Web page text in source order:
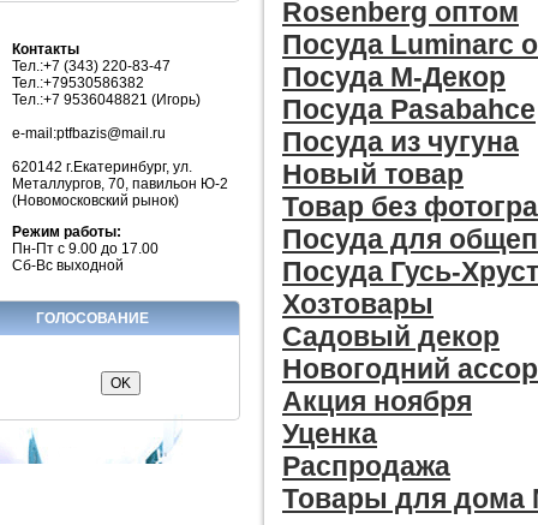
Контакты
Тел.:+7 (343) 220-83-47
Тел.:+79530586382
Тел.:+7 9536048821 (Игорь)
e-mail:ptfbazis@mail.ru
620142 г.Екатеринбург, ул.
Металлургов, 70, павильон Ю-2
(Новомосковский рынок)
Режим работы:
Пн-Пт с 9.00 до 17.00
Сб-Вс выходной
ГОЛОСОВАНИЕ
Rosenberg оптом
Посуда Luminarc
Посуда М-Декор
Посуда Pasabahce
Посуда из чугуна
Новый товар
Товар без
Посуда для
Посуда Гусь-
Хозтовары
Садовый декор
Новогодний
Акция ноября
Уценка
Распродажа
Товары для дома